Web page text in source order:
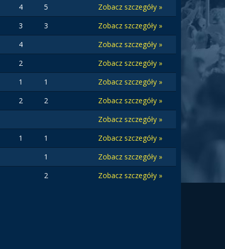
4 5
Zobacz szczegóły »
3 3
Zobacz szczegóły »
4
Zobacz szczegóły »
2
Zobacz szczegóły »
1 1
Zobacz szczegóły »
2 2
Zobacz szczegóły »
Zobacz szczegóły »
1 1
Zobacz szczegóły »
1
Zobacz szczegóły »
2 Zobacz szczegóły »